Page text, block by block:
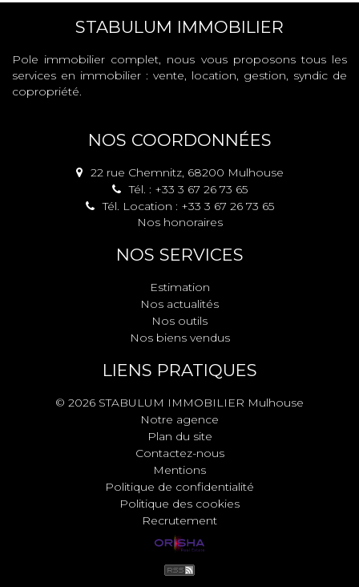
STABULUM IMMOBILIER
Pole immobilier complet, nous vous proposons tous les
services en immobilier : vente, location, gestion, syndic de
copropriété.
NOS COORDONNÉES
22 rue Chemnitz, 68200 Mulhouse
Tél. : +33 3 67 26 73 65
Tél. Location : +33 3 67 26 73 65
Nos honoraires
NOS SERVICES
Estimation
Nos actualités
Nos outils
Nos biens vendus
LIENS PRATIQUES
© 2026 STABULUM IMMOBILIER Mulhouse
Notre agence
Plan du site
Contactez-nous
Mentions
Politique de confidentialité
Politique des cookies
Recrutement